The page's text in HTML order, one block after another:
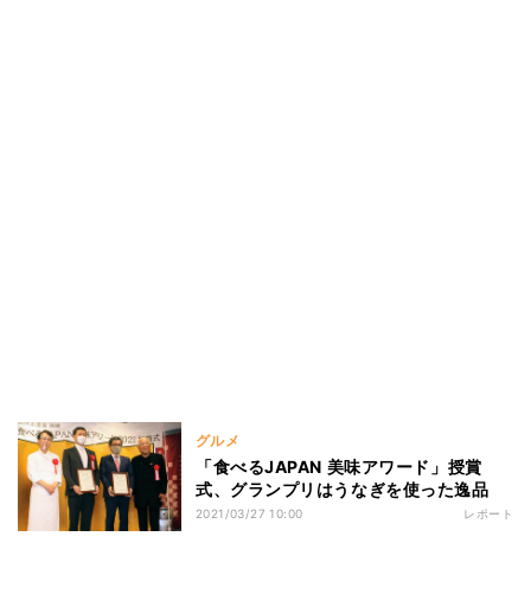
グルメ
「食べるJAPAN 美味アワード」授賞
式、グランプリはうなぎを使った逸品
2021/03/27 10:00 レポート